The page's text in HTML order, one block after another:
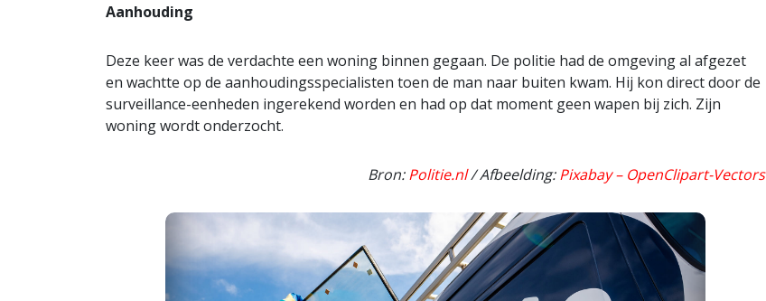
Aanhouding
Deze keer was de verdachte een woning binnen gegaan. De politie had de omgeving al afgezet
en wachtte op de aanhoudingsspecialisten toen de man naar buiten kwam. Hij kon direct door de
surveillance-eenheden ingerekend worden en had op dat moment geen wapen bij zich. Zijn
woning wordt onderzocht.
Bron:Politie.nl/ Afbeelding:Pixabay – OpenClipart-Vectors